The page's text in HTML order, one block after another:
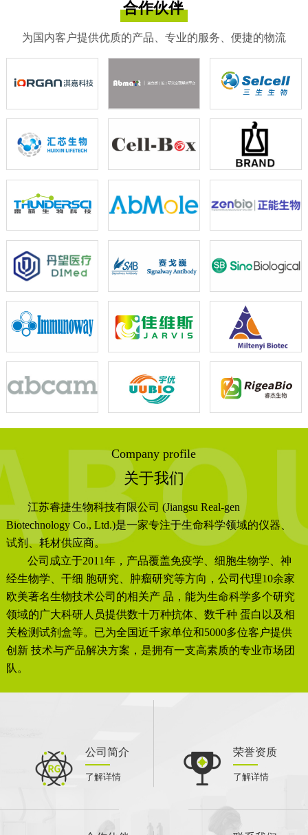
合作伙伴
为国内客户提供优质的产品、专业的服务、便捷的物流
Company profile
关于我们
江苏睿捷生物科技有限公司 (Jiangsu Real-gen
Biotechnology Co., Ltd.)是一家专注于生命科学领域的仪器、
试剂、耗材供应商。
公司成立于2011年，产品覆盖免疫学、细胞生物学、神
经生物学、干细 胞研究、肿瘤研究等方向，公司代理10余家
欧美著名生物技术公司的相关产 品，能为生命科学多个研究
领域的广大科研人员提供数十万种抗体、数千种 蛋白以及相
关检测试剂盒等。已为全国近千家单位和5000多位客户提供
创新 技术与产品解决方案，是拥有一支高素质的专业市场团
队。
公司简介
了解详情
荣誉资质
了解详情